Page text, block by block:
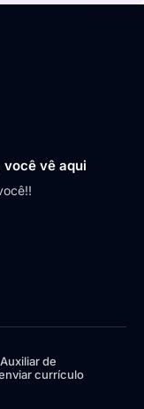
você vê aqui
de
currículo